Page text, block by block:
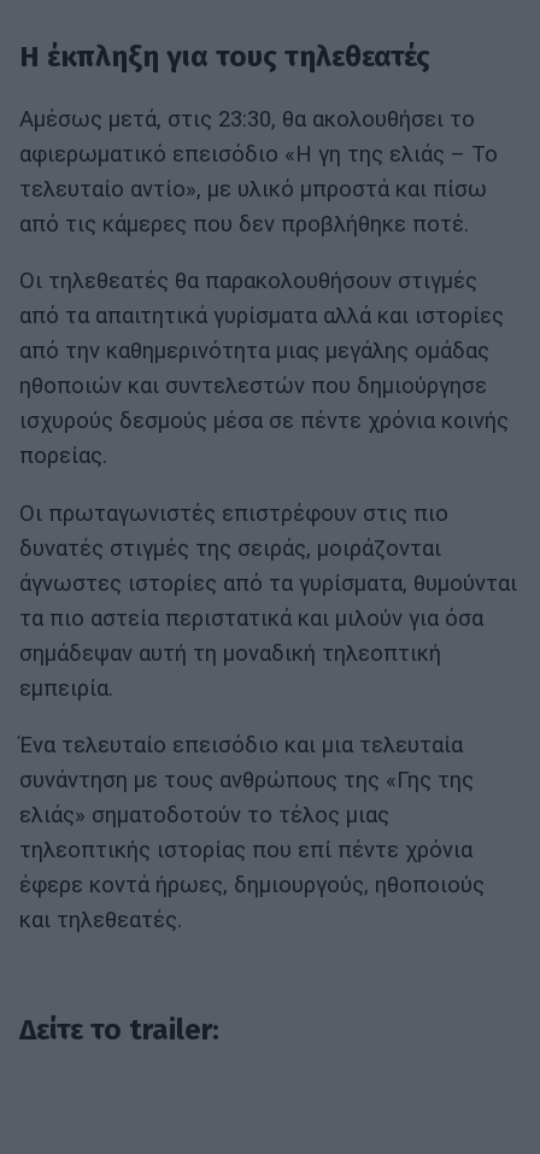
Η έκπληξη για τους τηλεθεατές
Αμέσως μετά, στις 23:30, θα ακολουθήσει το
αφιερωματικό επεισόδιο «Η γη της ελιάς – Το
τελευταίο αντίο», με υλικό μπροστά και πίσω
από τις κάμερες που δεν προβλήθηκε ποτέ.
Οι τηλεθεατές θα παρακολουθήσουν στιγμές
από τα απαιτητικά γυρίσματα αλλά και ιστορίες
από την καθημερινότητα μιας μεγάλης ομάδας
ηθοποιών και συντελεστών που δημιούργησε
ισχυρούς δεσμούς μέσα σε πέντε χρόνια κοινής
πορείας.
Οι πρωταγωνιστές επιστρέφουν στις πιο
δυνατές στιγμές της σειράς, μοιράζονται
άγνωστες ιστορίες από τα γυρίσματα, θυμούνται
τα πιο αστεία περιστατικά και μιλούν για όσα
σημάδεψαν αυτή τη μοναδική τηλεοπτική
εμπειρία.
Ένα τελευταίο επεισόδιο και μια τελευταία
συνάντηση με τους ανθρώπους της «Γης της
ελιάς» σηματοδοτούν το τέλος μιας
τηλεοπτικής ιστορίας που επί πέντε χρόνια
έφερε κοντά ήρωες, δημιουργούς, ηθοποιούς
και τηλεθεατές.
Δείτε το trailer: